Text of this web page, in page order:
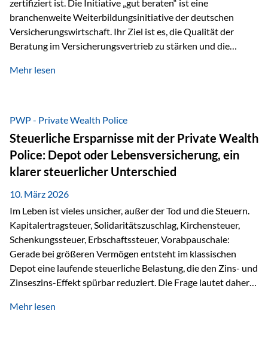
zertifiziert ist. Die Initiative „gut beraten“ ist eine
branchenweite Weiterbildungsinitiative der deutschen
Versicherungswirtschaft. Ihr Ziel ist es, die Qualität der
Beratung im Versicherungsvertrieb zu stärken und die
Personen transparent zu dokumentieren. Seit der
Stunden pro Jahr für vertrieblich tätige Personen in der
Versicherungsbranche. Über die Weiterbildungsdatenbank
von „gut beraten“ können absolvierte Bildungsmaßnahmen
zentral erfasst und dokumentiert werden. „gut beraten“
zertifiziert Als zertifizierter Bildungsanbieter können unsere
Webinare nun für die…
Mehr lesen
PWP - Private Wealth Police
Steuerliche Ersparnisse mit der Private Wealth
Police: Depot oder Lebensversicherung, ein
klarer steuerlicher Unterschied
10. März 2026
Im Leben ist vieles unsicher, außer der Tod und die Steuern.
Kapitalertragsteuer, Solidaritätszuschlag, Kirchensteuer,
Schenkungssteuer, Erbschaftssteuer, Vorabpauschale:
Gerade bei größeren Vermögen entsteht im klassischen
Depot eine laufende steuerliche Belastung, die den Zins- und
Zinseszins-Effekt spürbar reduziert. Die Frage lautet daher:
nicht laufend Kapital entziehen – sondern möglichst lange im
Mehr lesen